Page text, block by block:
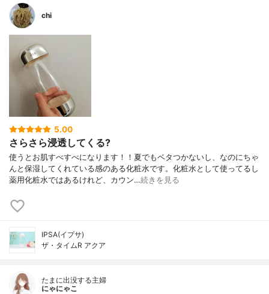
chi
5.00
さらさら浸透してくる?
使うとお肌すべすべになります！！夏でもベタつかないし、なのにちゃ
んと保湿してくれている感のある化粧水です。化粧水として使ってるし
薬用化粧水ではあるけれど、カウン…続きを見る
IPSA(イプサ)
ザ・タイムR アクア
たまに出没する主婦
にゃにゃこ